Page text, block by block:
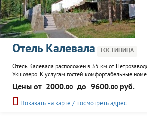
Отель Калевала ГОСТИНИЦА
Отель Калевала расположен в 35 км от
Укшозеро. К услугам гостей комфортабельные
ресторан. В качестве развлечений предлагается
сопровождение, туристические походы к местным
Для корпоративных клиентов - помощь в
конференций, семинаров, торжественных
Цены от 2000.00 до 9600.00 руб.
Показать на карте / посмотреть адрес